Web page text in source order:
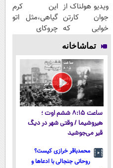
ویدیو هولناک از
جوان کارتن
خوابی که
میلیاردر شد.
آموزش رایگان
این کرم
گیاهی،مثل اتو
چروکای
تماشاخانه
ساعت ۸:۱۵ ششم اوت ؛
هیروشیما / وقتی شهر در دیگ
قیر می‌جوشید
محمدباقر خرازی کیست؟
روحانی جنجالی با ادعاها و